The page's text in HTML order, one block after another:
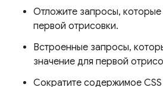
Отложите запросы,
первой отрисовки.
Встроенные запросы,
значение для первой
Сократите содержимое